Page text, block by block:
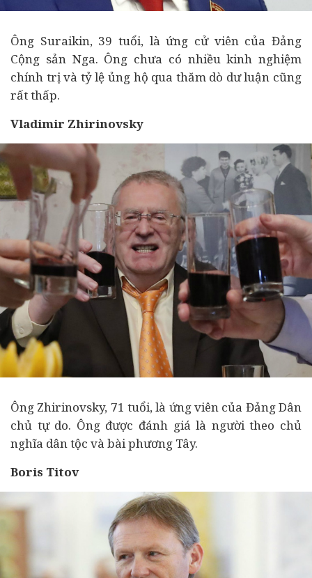
Ông Suraikin, 39 tuổi, là ứng cử viên của Đảng
Cộng sản Nga. Ông chưa có nhiều kinh nghiệm
chính trị và tỷ lệ ủng hộ qua thăm dò dư luận cũng
rất thấp.
Vladimir Zhirinovsky
Ông Zhirinovsky, 71 tuổi, là ứng viên của Đảng Dân
chủ tự do. Ông được đánh giá là người theo chủ
nghĩa dân tộc và bài phương Tây.
Boris Titov